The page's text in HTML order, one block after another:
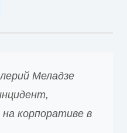
Меладзе
корпоративе в